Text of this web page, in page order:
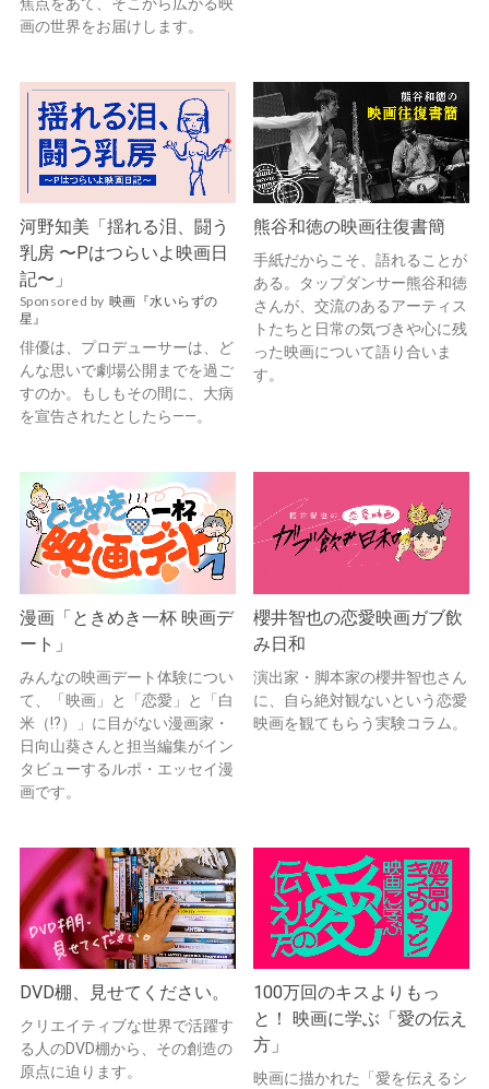
画の世界をお届けします。
河野知美「揺れる泪、闘う
乳房 〜Pはつらいよ映画日
記〜」
Sponsored by 映画『水いらずの
星』
俳優は、プロデューサーは、ど
んな思いで劇場公開までを過ご
すのか。もしもその間に、大病
を宣告されたとしたら——。
熊谷和徳の映画往復書簡
手紙だからこそ、語れることが
ある。タップダンサー熊谷和徳
さんが、交流のあるアーティス
トたちと日常の気づきや心に残
った映画について語り合いま
す。
漫画「ときめき一杯 映画デ
ート」
みんなの映画デート体験につい
て、「映画」と「恋愛」と「白
米（!?）」に目がない漫画家・
日向山葵さんと担当編集がイン
タビューするルポ・エッセイ漫
画です。
櫻井智也の恋愛映画ガブ飲
み日和
演出家・脚本家の櫻井智也さん
に、自ら絶対観ないという恋愛
映画を観てもらう実験コラム。
DVD棚、見せてください。
クリエイティブな世界で活躍す
る人のDVD棚から、その創造の
原点に迫ります。
100万回のキスよりもっ
と！ 映画に学ぶ「愛の伝え
方」
映画に描かれた「愛を伝えるシ